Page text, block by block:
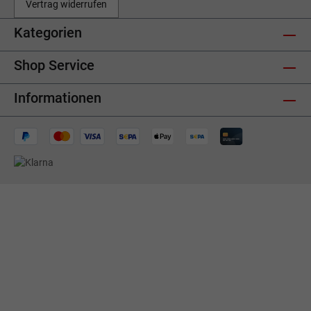
Vertrag widerrufen
Kategorien
Shop Service
Informationen